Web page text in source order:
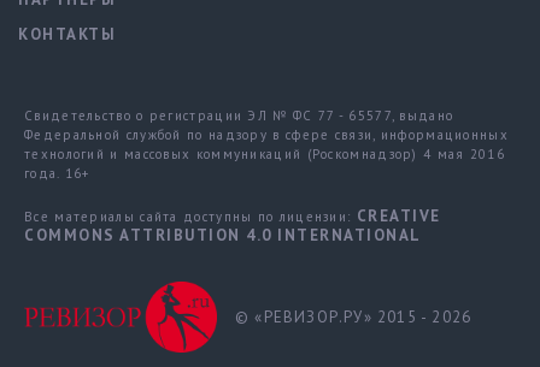
КОНТАКТЫ
Свидетельство о регистрации ЭЛ № ФС 77 - 65577, выдано
Федеральной службой по надзору в сфере связи, информационных
технологий и массовых коммуникаций (Роскомнадзор) 4 мая 2016
года. 16+
Все материалы сайта доступны по лицензии: CREATIVE
COMMONS ATTRIBUTION 4.0 INTERNATIONAL
© «РЕВИЗОР.РУ» 2015 - 2026